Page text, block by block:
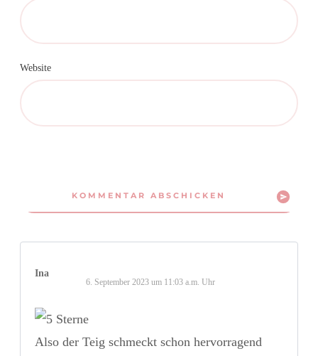
Website
KOMMENTAR ABSCHICKEN
Ina
6. September 2023 um 11:03 a.m. Uhr
Also der Teig schmeckt schon hervorragend